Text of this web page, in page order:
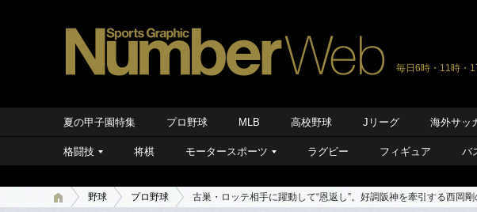
毎日6時・11時・
夏の甲子園特集 プロ野球 MLB 高校野球 Jリーグ 海外サッ
格闘技 将棋 モータースポーツ ラグビー フィギュア バ
野球 プロ野球 古巣・ロッテ相手に躍動して“恩返し”。好調阪神を牽引する西岡剛